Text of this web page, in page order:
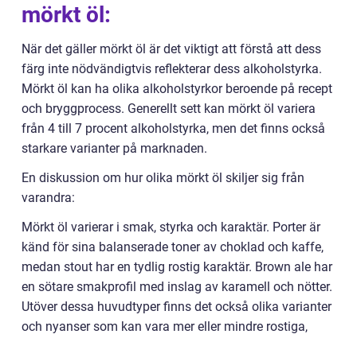
mörkt öl:
När det gäller mörkt öl är det viktigt att förstå att dess
färg inte nödvändigtvis reflekterar dess alkoholstyrka.
Mörkt öl kan ha olika alkoholstyrkor beroende på recept
och bryggprocess. Generellt sett kan mörkt öl variera
från 4 till 7 procent alkoholstyrka, men det finns också
starkare varianter på marknaden.
En diskussion om hur olika mörkt öl skiljer sig från
varandra:
Mörkt öl varierar i smak, styrka och karaktär. Porter är
känd för sina balanserade toner av choklad och kaffe,
medan stout har en tydlig rostig karaktär. Brown ale har
en sötare smakprofil med inslag av karamell och nötter.
Utöver dessa huvudtyper finns det också olika varianter
och nyanser som kan vara mer eller mindre rostiga,